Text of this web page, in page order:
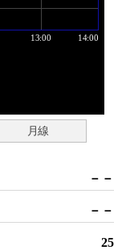
月線
－－
－－
25